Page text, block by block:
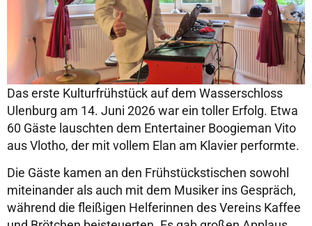
Das erste Kulturfrühstück auf dem Wasserschloss
Ulenburg am 14. Juni 2026 war ein toller Erfolg. Etwa
60 Gäste lauschten dem Entertainer Boogieman Vito
aus Vlotho, der mit vollem Elan am Klavier performte.
Die Gäste kamen an den Frühstückstischen sowohl
miteinander als auch mit dem Musiker ins Gespräch,
während die fleißigen Helferinnen des Vereins Kaffee